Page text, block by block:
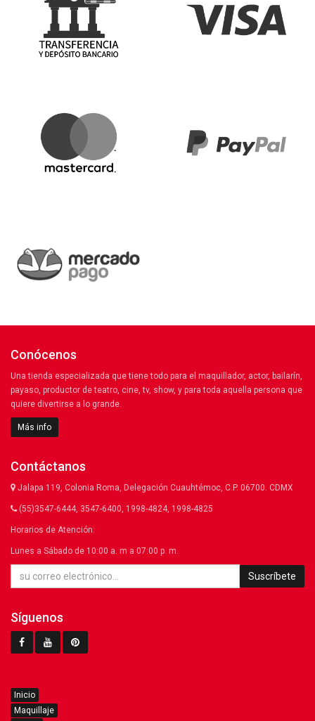
Conócenos
Una tienda especializada que tiene todo para el maquillador, actor, bailarín,
payaso, productor de teatro, cine, tv, show, y para toda aquella persona que
quiere divertirse a lo grande.
Más info
Contáctanos
Jalapa 119, Colonia Roma, Delegación Cuauhtémoc, C.P. 06700. CDMX
(55)3547-6444, 3547-6400, 1998-4824, 1998-4825
Horarios de Atención:
Lunes a Sábado de 10:00 a. m a 07:00 p. m.
Suscríbete
Síguenos
Inicio
Maquillaje